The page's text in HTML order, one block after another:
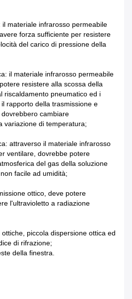
il materiale infrarosso permeabile
forza sufficiente per resistere
del carico di pressione della
il materiale infrarosso permeabile
resistere alla scossa della
riscaldamento pneumatico ed i
rapporto della trasmissione e
cambiare
variazione di temperatura;
attraverso il materiale infrarosso
ventilare, dovrebbe potere
del gas della soluzione
facile ad umidità;
ottico, deve potere
l'ultravioletto a radiazione
piccola dispersione ottica ed
di rifrazione;
della finestra.